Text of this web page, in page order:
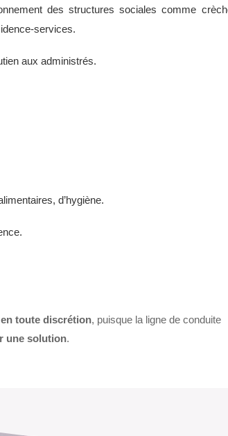
des structures sociales comme
services.
aux administrés.
d’hygiène.
en toute discrétion, puisque la ligne de conduite
une solution.